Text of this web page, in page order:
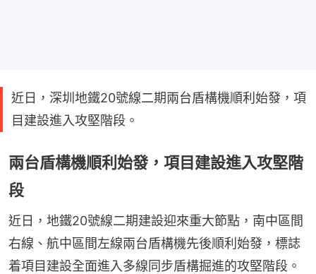
近日，深圳地鐵20號線二期兩台盾構機順利始發，項
目建設進入攻堅階段。
兩台盾構機順利始發，項目建設進入攻堅階
段
近日，地鐵20號線二期建設迎來重大節點，南中區間
右線、航中區間左線兩台盾構機先後順利始發，標誌
着項目建設全面進入多線同步盾構掘進的攻堅階段。